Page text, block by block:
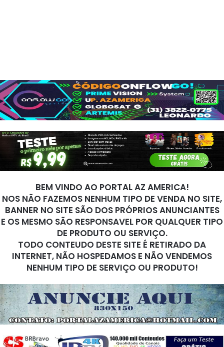
BEM VINDO AO PORTAL AZ AMERICA!
NOS NÃO FAZEMOS NENHUM TIPO DE VENDA NO SITE,
BANNER NO SITE SÃO DOS PRÓPRIOS ANUNCIANTES
E OS MESMO SÃO RESPONSAVEL POR QUALQUER TIPO
DE PRODUTO OU SERVIÇO.
TODO CONTEUDO DESTE SITE É RETIRADO DA
INTERNET, NÃO HOSPEDAMOS E NÃO VENDEMOS
NENHUM TIPO DE SERVIÇO OU PRODUTO!